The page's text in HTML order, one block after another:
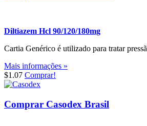
Diltiazem Hcl 90/120/180mg
Cartia Genérico é utilizado para tratar
Mais informações »
$1.07 Comprar!
Comprar Casodex Brasil